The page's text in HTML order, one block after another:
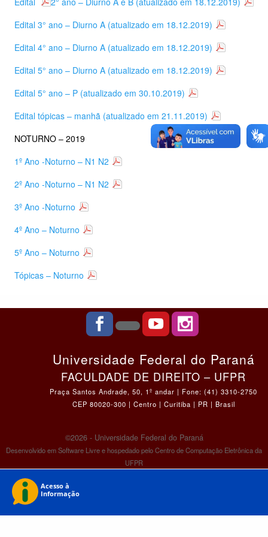
Edital 3° ano – Diurno A (atualizado em 18.12.2019)
Edital 4° ano – Diurno A (atualizado em 18.12.2019)
Edital 5° ano – Diurno A (atualizado em 18.12.2019)
Edital 5° ano – P (atualizado em 30.10.2019)
Edital tópicas – manhã (atualizado em 21.11.2019)
NOTURNO – 2019
1º Ano -Noturno – N1 N2
2º Ano -Noturno – N1 N2
3º Ano -Noturno
4º Ano – Noturno
5º Ano – Noturno
Tópicas – Noturno
Universidade Federal do Paraná
FACULDADE DE DIREITO – UFPR
Praça Santos Andrade, 50, 1º andar | Fone: (41) 3310-2750
CEP 80020-300 | Centro | Curitiba | PR | Brasil
©2026 - Universidade Federal do Paraná
Desenvolvido em Software Livre e hospedado pelo Centro de Computação Eletrônica da
UFPR